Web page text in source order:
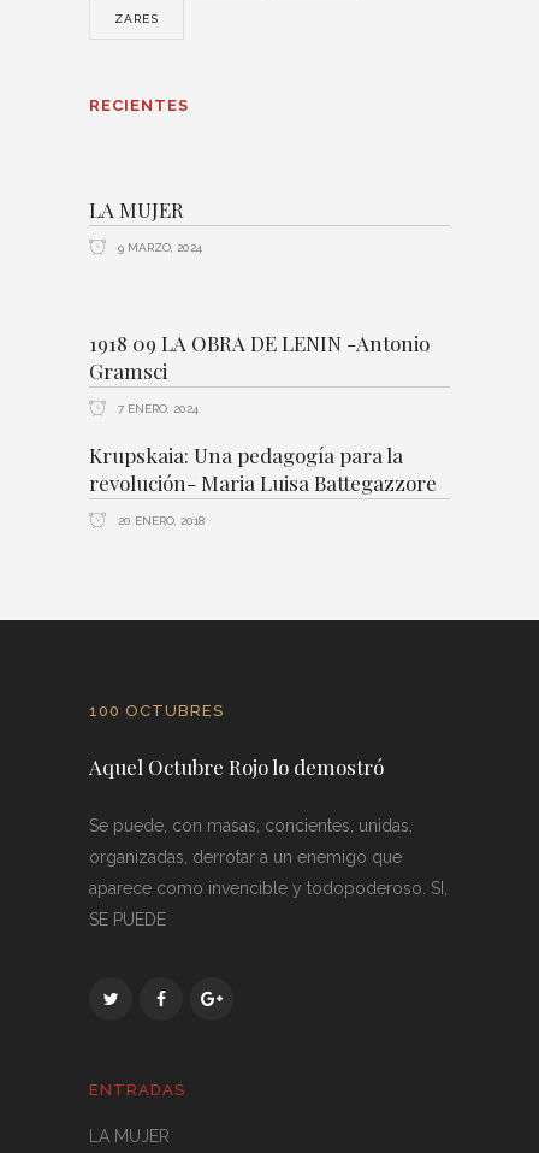
ZARES
RECIENTES
LA MUJER
9 MARZO, 2024
1918 09 LA OBRA DE LENIN -Antonio
Gramsci
7 ENERO, 2024
Krupskaia: Una pedagogía para la
revolución- Maria Luisa Battegazzore
20 ENERO, 2018
100 OCTUBRES
Aquel Octubre Rojo lo demostró
Se puede, con masas, concientes, unidas,
organizadas, derrotar a un enemigo que
aparece como invencible y todopoderoso. SI,
SE PUEDE
ENTRADAS
LA MUJER